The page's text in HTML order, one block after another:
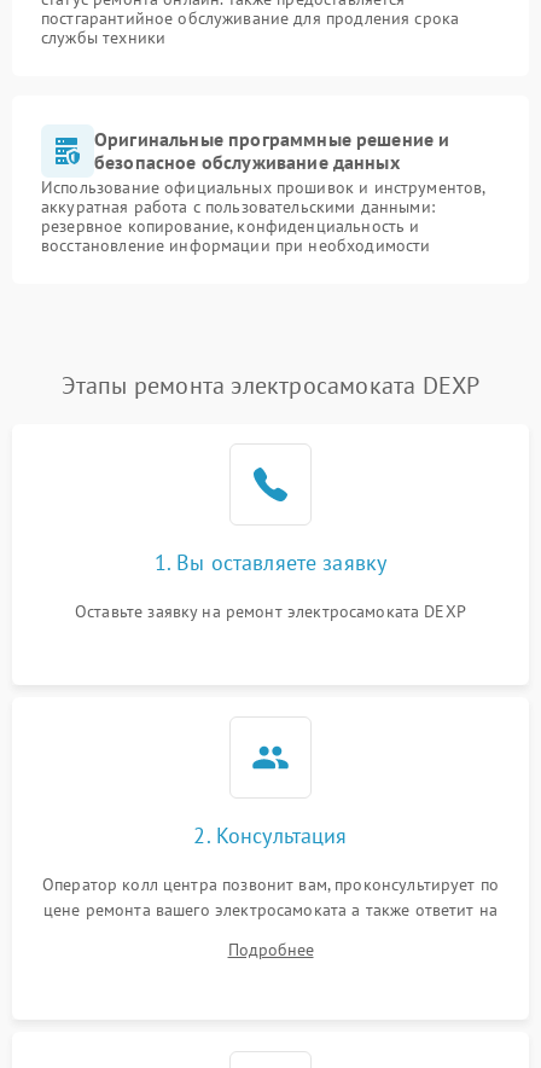
постгарантийное обслуживание для продления срока
службы техники
Оригинальные программные решение и
безопасное обслуживание данных
Использование официальных прошивок и инструментов,
аккуратная работа с пользовательскими данными:
резервное копирование, конфиденциальность и
восстановление информации при необходимости
Этапы ремонта электросамоката DEXP
1. Вы оставляете заявку
Оставьте заявку на ремонт электросамоката DEXP
2. Консультация
Оператор колл центра позвонит вам, проконсультирует по
цене ремонта вашего электросамоката а также ответит на
Подробнее